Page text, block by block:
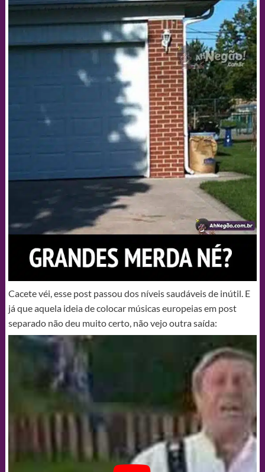
Cacete véi, esse post passou dos níveis saudáveis de inútil. E
já que aquela ideia de colocar músicas europeias em post
separado não deu muito certo, não vejo outra saída: